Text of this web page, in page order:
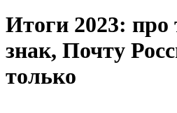
Итоги 2023:
знак, Почту
только